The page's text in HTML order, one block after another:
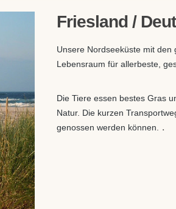
Friesland /
Unsere Nordseeküste mit
Lebensraum für allerbeste,
Die Tiere essen bestes Gras
Natur. Die kurzen
genossen werden können. .